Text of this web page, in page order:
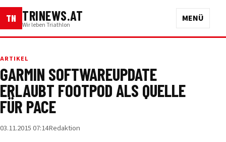
TN TRINEWS.AT
Wir leben Triathlon
MENÜ
ARTIKEL
GARMIN SOFTWAREUPDATE
ERLAUBT FOOTPOD ALS QUELLE
FÜR PACE
03.11.2015 07:14Redaktion